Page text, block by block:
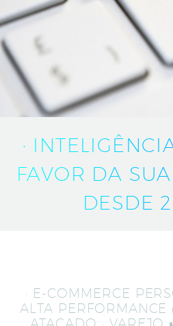
·
FAVOR DA
DESDE
· E-COMMERCE
ALTA